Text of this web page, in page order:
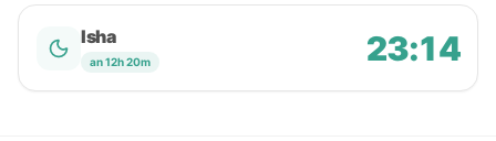
Isha
an 12h 20m 23:14